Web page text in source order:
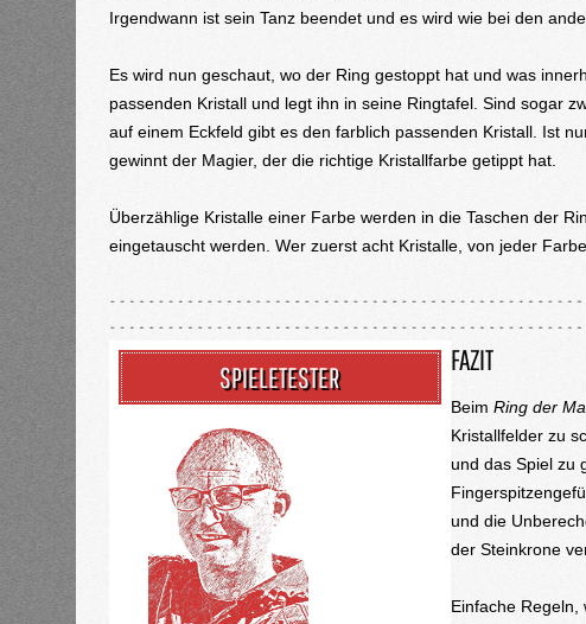
Irgendwann ist sein Tanz beendet und es wird wie bei den
Es wird nun geschaut, wo der Ring gestoppt hat und was
passenden Kristall und legt ihn in seine Ringtafel. Sind sogar
auf einem Eckfeld gibt es den farblich passenden Kristall. Ist
gewinnt der Magier, der die richtige Kristallfarbe getippt hat.
Überzählige Kristalle einer Farbe werden in die Taschen der
eingetauscht werden. Wer zuerst acht Kristalle, von jeder
SPIELETESTER
FAZIT
Beim Ring der
Kristallfelder zu
und das Spiel zu
und die
der Steinkrone
Einfache Regeln,